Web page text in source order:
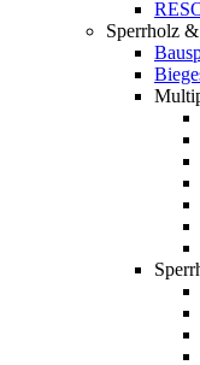
Sperrholz